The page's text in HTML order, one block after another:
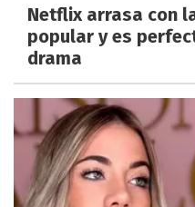
Netflix arrasa con
popular y es
drama